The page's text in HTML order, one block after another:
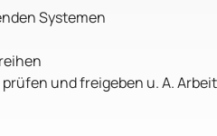
Systemen
und freigeben u. A.